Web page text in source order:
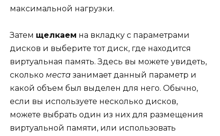
максимальной нагрузки.
Затем щелкаем на вкладку с параметрами
дисков и выберите тот диск, где находится
виртуальная память. Здесь вы можете увидеть,
сколько места занимает данный параметр и
какой объем был выделен для него. Обычно,
если вы используете несколько дисков,
можете выбрать один из них для размещения
виртуальной памяти, или использовать